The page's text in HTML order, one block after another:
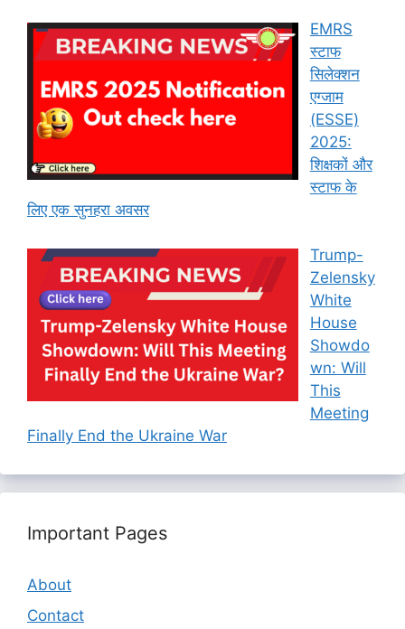
EMRS
स्टाफ
सिलेक्शन
एग्जाम
(ESSE)
2025:
शिक्षकों और
स्टाफ के
लिए एक सुनहरा अवसर
Trump-
Zelensky
White
House
Showdo
wn: Will
This
Meeting
Finally End the Ukraine War
Important Pages
About
Contact